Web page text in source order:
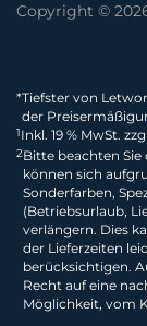
Copyright ©
*Tiefster von
der
1Inkl. 19 % MwSt.
2Bitte beachten Sie
können sich
Sonderfarben,
(Betriebsurlaub,
verlängern. Dies
der Lieferzeiten
berücksichtigen.
Recht auf eine
Möglichkeit, vom